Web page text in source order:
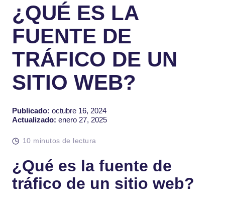
¿QUÉ ES LA
FUENTE DE
TRÁFICO DE UN
SITIO WEB?
Publicado: octubre 16, 2024
Actualizado: enero 27, 2025
10 minutos de lectura
¿Qué es la fuente de
tráfico de un sitio web?